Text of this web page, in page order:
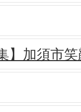
】加須市